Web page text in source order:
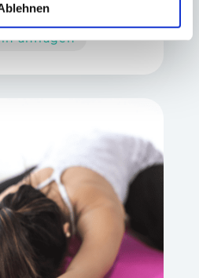
anfragen